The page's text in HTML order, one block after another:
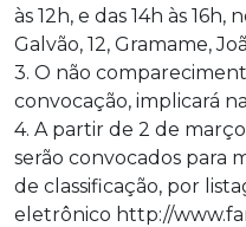
às 12h, e das 14h às
Galvão, 12, Gramame,
3. O não
convocação, implicará
4. A partir de 2 de
serão convocados para
de classificação, por
eletrônico http://